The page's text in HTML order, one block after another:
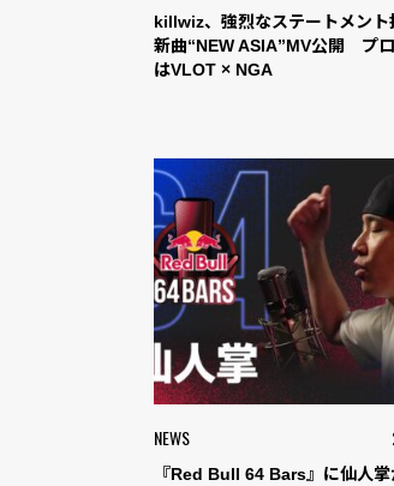
killwiz、強烈なステートメント
新曲“NEW ASIA”MV公開 プ
はVLOT × NGA
NEWS
『Red Bull 64 Bars』に仙人